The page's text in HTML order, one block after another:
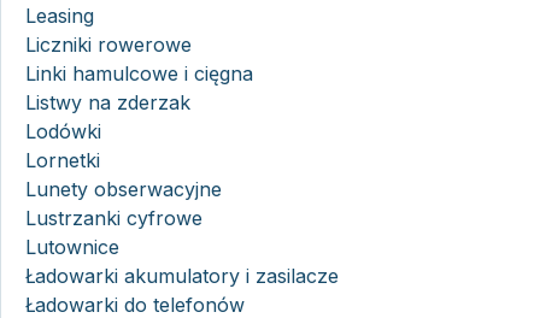
Leasing
Liczniki rowerowe
Linki hamulcowe i cięgna
Listwy na zderzak
Lodówki
Lornetki
Lunety obserwacyjne
Lustrzanki cyfrowe
Lutownice
Ładowarki akumulatory i zasilacze
Ładowarki do telefonów